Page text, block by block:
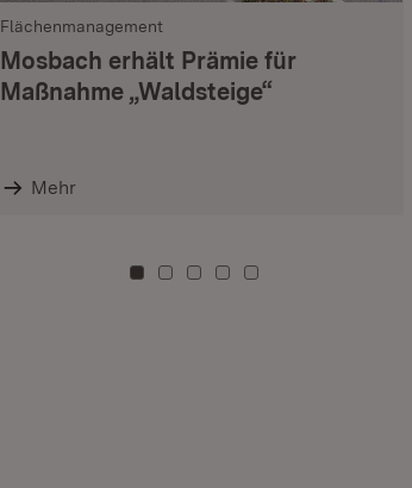
Flächenmanagement
Mosbach erhält Prämie für
Maßnahme „Waldsteige“
Mehr
Zu Kachel: 0
Zu Kachel: 3
Zu Kachel: 6
Zu Kachel: 9
Zu Kachel: 12